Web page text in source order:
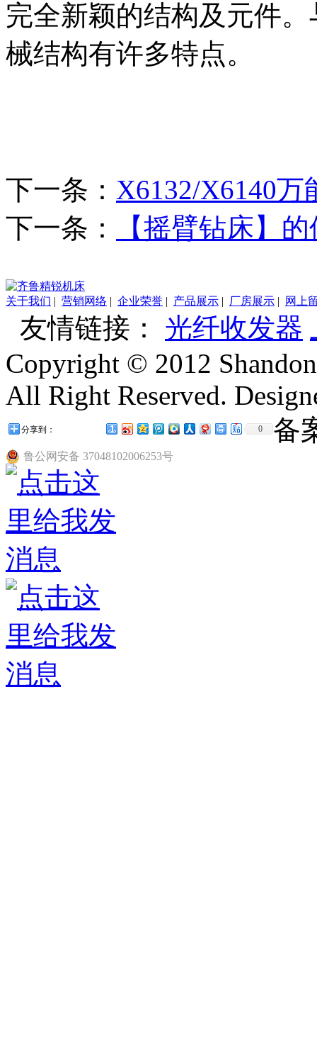
完全新颖的结构及元件
械结构有许多特点。
下一条： X6132/X6140
下一条：
【摇臂钻床】
关于我们 | 营销网络 | 企业荣誉 | 产品展示 | 厂房展示 | 网上
友情链接： 光纤收发器
Copyright © 2012
All Right Reserved.
分享到： 0 备
鲁公网安备 37048102006253号